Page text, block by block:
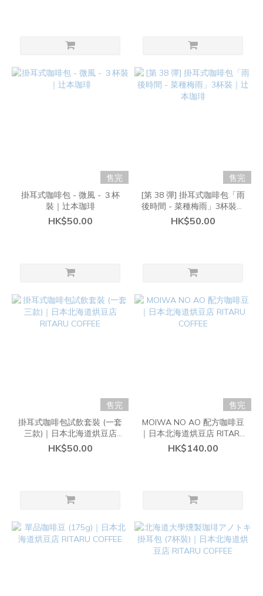
售完
掛耳式咖啡包 - 微風 - ３杯
裝｜辻本珈琲
HK$50.00
售完
[第 38 彈] 掛耳式咖啡包「雨
後時間 - 菜種梅雨」3杯裝｜
辻本珈琲
HK$50.00
售完
掛耳式咖啡包試飲套裝 (一套
三款)｜日本北海道烘豆店
RITARU COFFEE
HK$50.00
售完
MOIWA NO AO 配方咖啡豆
｜日本北海道烘豆店 RITARU
COFFEE
HK$140.00